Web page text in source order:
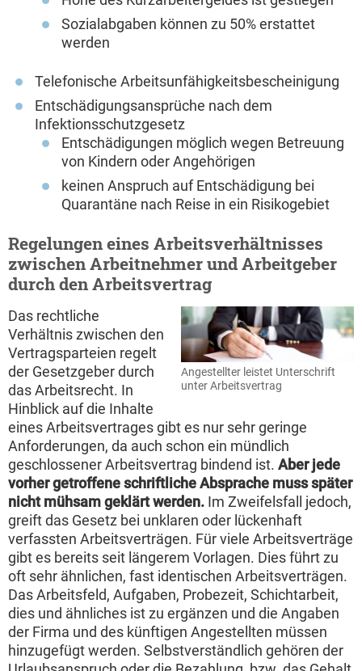
Sozialabgaben können zu 50% erstattet
werden
Telefonische Arbeitsunfähigkeitsbescheinigung
Entschädigungsansprüche nach dem
Infektionsschutzgesetz
Entschädigungen möglich wegen Betreuung
von Kindern oder Angehörigen
keinen Anspruch auf Entschädigung bei
Quarantäne nach Reise in ein Risikogebiet
Regelungen eines Arbeitsverhältnisses
zwischen Arbeitnehmer und Arbeitgeber
durch den Arbeitsvertrag
Angestellter leistet Unterschrift
unter Arbeitsvertrag
Das rechtliche
Verhältnis zwischen den
Vertragsparteien regelt
der Gesetzgeber durch
das Arbeitsrecht. In
Hinblick auf die Inhalte
eines Arbeitsvertrages gibt es nur sehr geringe
Anforderungen, da auch schon ein mündlich
geschlossener Arbeitsvertrag bindend ist. Aber jede
vorher getroffene schriftliche Absprache muss später
nicht mühsam geklärt werden. Im Zweifelsfall jedoch,
greift das Gesetz bei unklaren oder lückenhaft
verfassten Arbeitsverträgen. Für viele Arbeitsverträge
gibt es bereits seit längerem Vorlagen. Dies führt zu
oft sehr ähnlichen, fast identischen Arbeitsverträgen.
Das Arbeitsfeld, Aufgaben, Probezeit, Schichtarbeit,
dies und ähnliches ist zu ergänzen und die Angaben
der Firma und des künftigen Angestellten müssen
hinzugefügt werden. Selbstverständlich gehören der